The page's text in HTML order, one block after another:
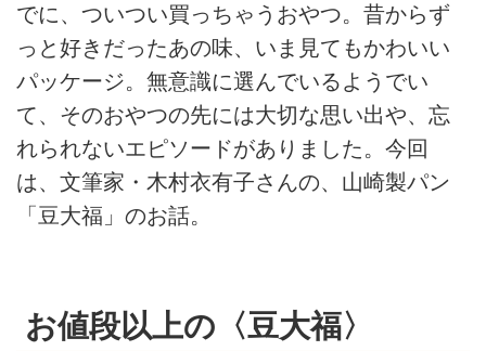
でに、ついつい買っちゃうおやつ。昔からず
っと好きだったあの味、いま見てもかわいい
パッケージ。無意識に選んでいるようでい
て、そのおやつの先には大切な思い出や、忘
れられないエピソードがありました。今回
は、文筆家・木村衣有子さんの、山崎製パン
「豆大福」のお話。
お値段以上の〈豆大福〉